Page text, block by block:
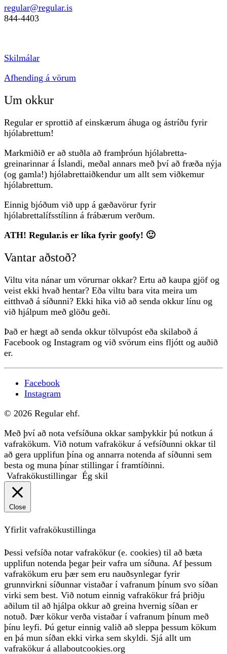
regular@regular.is
844-4403
Skilmálar
Afhending á vörum
Um okkur
Regular er sprottið af einskærum áhuga og ástríðu fyrir
hjólabrettum!
Markmiðið er að stuðla að framþróun hjólabretta-
greinarinnar á Íslandi, meðal annars með því að fræða nýja
(og gamla!) hjólabrettaiðkendur um allt sem viðkemur
hjólabrettum.
Einnig bjóðum við upp á gæðavörur fyrir
hjólabrettalífsstílinn á frábærum verðum.
ATH! Regular.is er líka fyrir goofy! 🙂
Vantar aðstoð?
Viltu vita nánar um vörurnar okkar? Ertu að kaupa gjöf og
veist ekki hvað hentar? Eða viltu bara vita meira um
eitthvað á síðunni? Ekki hika við að senda okkur línu og
við hjálpum með glöðu geði.
Það er hægt að senda okkur tölvupóst eða skilaboð á
Facebook og Instagram og við svörum eins fljótt og auðið
er.
Facebook
Instagram
© 2026 Regular ehf.
Með því að nota vefsíðuna okkar samþykkir þú notkun á
vafrakökum. Við notum vafrakökur á vefsíðunni okkar til
að gera upplifun þína og annarra notenda af síðunni sem
besta og muna þínar stillingar í framtíðinni.
Vafrakökustillingar Ég skil
Close
Yfirlit vafrakökustillinga
Þessi vefsíða notar vafrakökur (e. cookies) til að bæta
upplifun notenda þegar þeir vafra um síðuna. Af þessum
vafrakökum eru þær sem eru nauðsynlegar fyrir
grunnvirkni síðunnar vistaðar í vafranum þínum svo síðan
virki sem best. Við notum einnig vafrakökur frá þriðju
aðilum til að hjálpa okkur að greina hvernig síðan er
notuð. Þær kökur verða vistaðar í vafranum þínum með
þínu leyfi. Þú getur einnig valið að sleppa þessum kökum
en þá mun síðan ekki virka sem skyldi. Sjá allt um
vafrakökur á allaboutcookies.org